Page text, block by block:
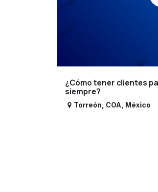
¿Cómo tener clientes
siempre?
Torreón COA México